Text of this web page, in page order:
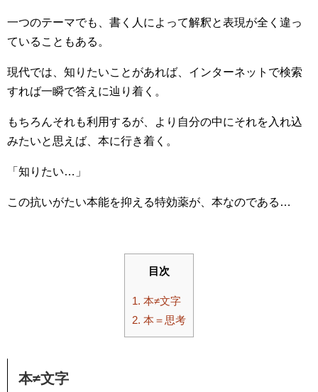
一つのテーマでも、書く人によって解釈と表現が全く違っ
ていることもある。
現代では、知りたいことがあれば、インターネットで検索
すれば一瞬で答えに辿り着く。
もちろんそれも利用するが、より自分の中にそれを入れ込
みたいと思えば、本に行き着く。
「知りたい…」
この抗いがたい本能を抑える特効薬が、本なのである…
目次
1. 本≠文字
2. 本＝思考
本≠文字